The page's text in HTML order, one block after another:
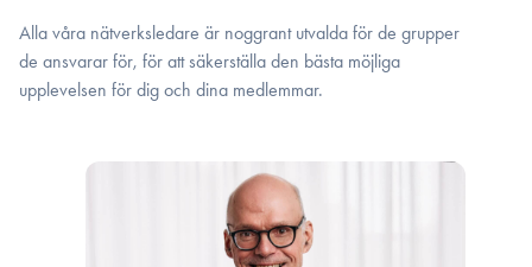
Alla våra nätverksledare är noggrant utvalda för de grupper
de ansvarar för, för att säkerställa den bästa möjliga
upplevelsen för dig och dina medlemmar.